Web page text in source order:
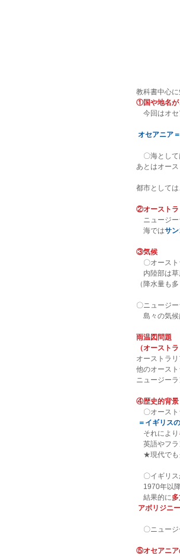
教科書中心
①国や地名が
今回はオセ
オセアニア
〇海とし
あとはオー
都市としては
②オーストラ
ニュージー
海ではサ
③気候
〇オースト
内陸部は草
（降水量も
〇ニュージ
島々の気候
雨温図問題
（オースト
オーストラ
他のオース
ニュージー
④歴史的背景
〇オースト
＝イギリス
それにより
英語やフラ
★現代でも
〇イギリス
1970年以
結果的に
アボリジニー
〇ニュージ
⑤オセアニア